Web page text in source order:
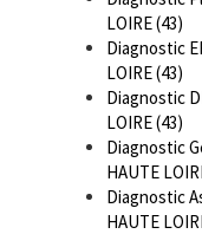
LOIRE (43)
Diagnostic
LOIRE (43)
Diagnostic
LOIRE (43)
Diagnostic
HAUTE
Diagnostic
HAUTE